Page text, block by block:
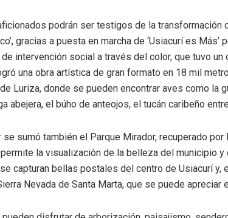
podrán ser testigos de la transformación
gracias a puesta en marcha de ‘Usiacurí es Más’
intervención social a través del color, que tuvo un
una obra artística de gran formato en 18 mil
Luriza, donde se pueden encontrar aves como la
abejera, el búho de anteojos, el tucán caribeño
sumó también el Parque Mirador, recuperado por
la visualización de la belleza del municipio y
capturan bellas postales del centro de Usiacurí y,
Nevada de Santa Marta, que se puede apreciar